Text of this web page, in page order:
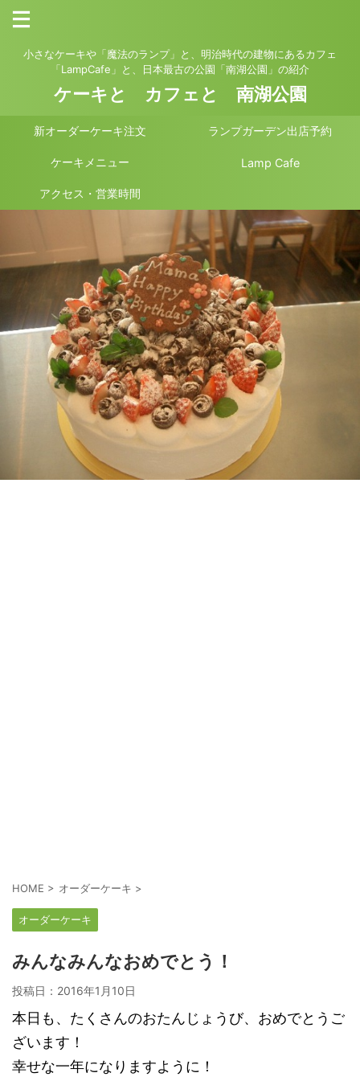
小さなケーキや「魔法のランプ」と、明治時代の建物にあるカフェ
「LampCafe」と、日本最古の公園「南湖公園」の紹介
ケーキと カフェと 南湖公園
新オーダーケーキ注文 ランプガーデン出店予約
ケーキメニュー Lamp Cafe
アクセス・営業時間
HOME > オーダーケーキ >
オーダーケーキ
みんなみんなおめでとう！
投稿日： 2016年1月10日
本日も、たくさんのおたんじょうび、おめでとうご
ざいます！
幸せな一年になりますように！